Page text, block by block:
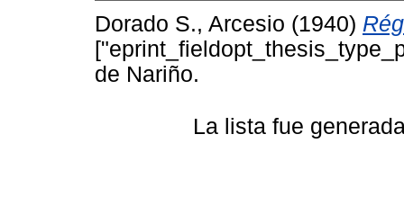
Dorado S., Arcesio (1940)
de Nariño.
La lista fue